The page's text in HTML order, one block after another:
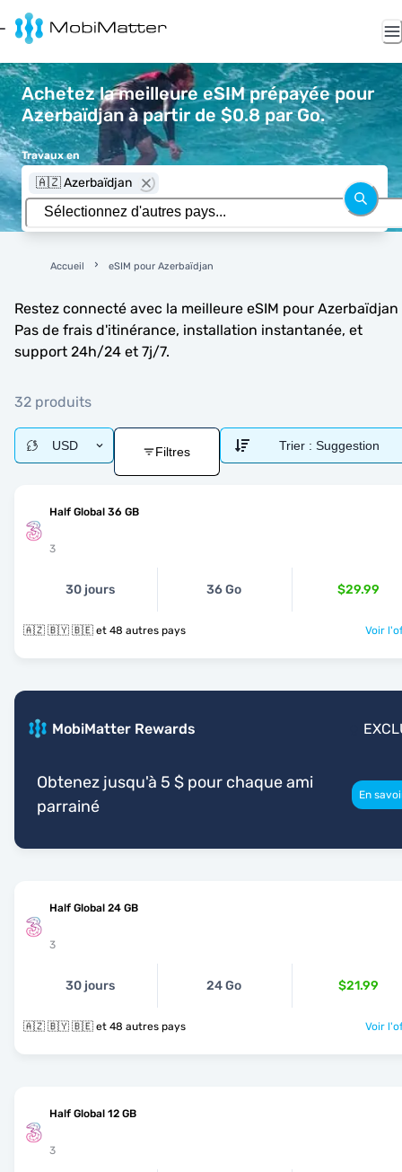
Achetez la meilleure eSIM prépayée pour
Azerbaïdjan à partir de $0.8 par Go.
Travaux en
🇦🇿 Azerbaïdjan
Accueil eSIM pour Azerbaïdjan
Restez connecté avec la meilleure eSIM pour Azerbaïdjan
Pas de frais d'itinérance, installation instantanée, et
support 24h/24 et 7j/7.
32 produits
USD Filtres Trier : Suggestion
Half Global 36 GB
3
30 jours 36 Go $29.99
🇦🇿 🇧🇾 🇧🇪 et 48 autres pays Voir
MobiMatter Rewards
Obtenez jusqu'à 5 $ pour chaque ami
parrainé
En
Half Global 24 GB
3
30 jours 24 Go $21.99
🇦🇿 🇧🇾 🇧🇪 et 48 autres pays Voir
Half Global 12 GB
3